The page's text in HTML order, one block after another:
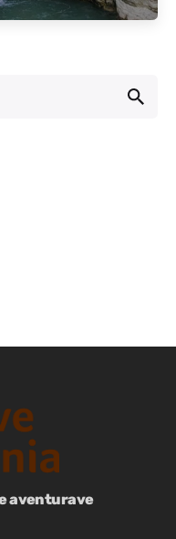
aventurave